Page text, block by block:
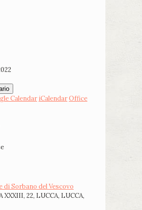
Calendar iCalendarOffice
di Sorbano del Vescovo
XXXIII, 22, LUCCA, LUCCA,